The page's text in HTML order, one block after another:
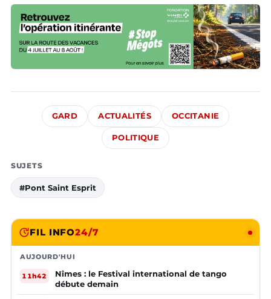
GARD ACTUALITÉS OCCITANIE
POLITIQUE
SUJETS
#Pont Saint Esprit
FIL INFO24/7
AUJOURD'HUI
11h42
Nîmes : le Festival international de tango
débute demain